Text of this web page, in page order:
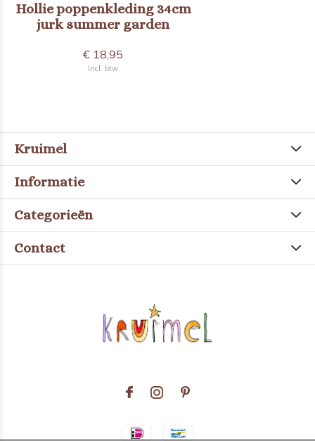
Hollie poppenkleding 34cm
jurk summer garden
€ 18,95
Incl. btw
Kruimel
Informatie
Categorieën
Contact